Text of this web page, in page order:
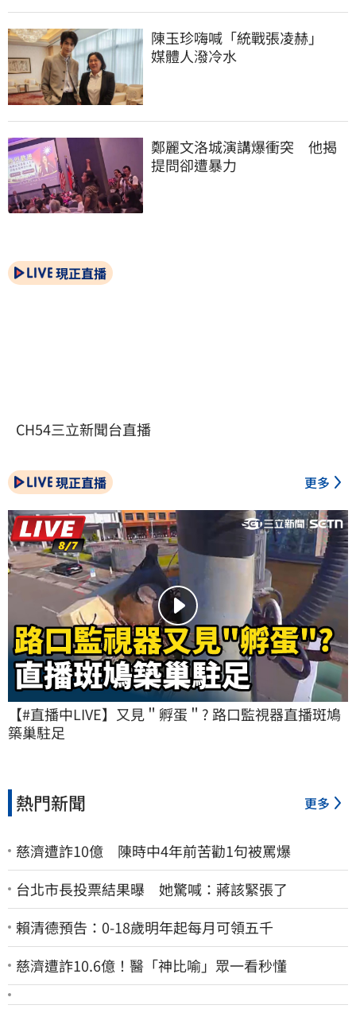
陳玉珍嗨喊「統戰張凌赫」
媒體人潑冷水
鄭麗文洛城演講爆衝突　他揭
提問卻遭暴力
現正直播
CH54三立新聞台直播
現正直播 更多
【#直播中LIVE】又見＂孵蛋＂? 路口監視器直播斑鳩
築巢駐足
熱門新聞 更多
慈濟遭詐10億 陳時中4年前苦勸1句被罵爆
台北市長投票結果曝 她驚喊：蔣該緊張了
賴清德預告：0-18歲明年起每月可領五千
慈濟遭詐10.6億！醫「神比喻」眾一看秒懂